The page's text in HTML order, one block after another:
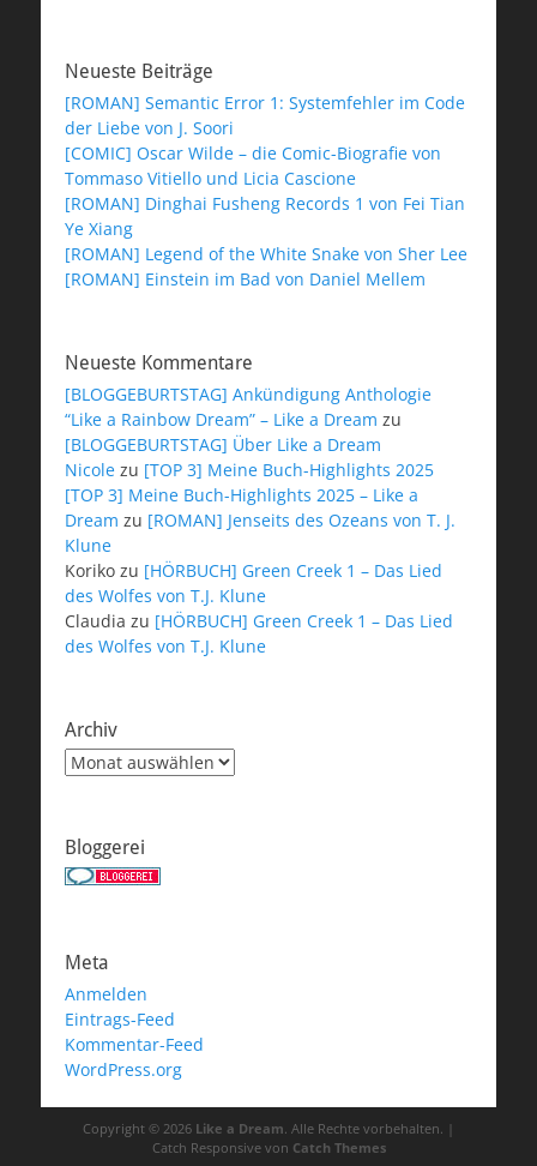
Neueste Beiträge
[ROMAN] Semantic Error 1: Systemfehler im Code
der Liebe von J. Soori
[COMIC] Oscar Wilde – die Comic-Biografie von
Tommaso Vitiello und Licia Cascione
[ROMAN] Dinghai Fusheng Records 1 von Fei Tian
Ye Xiang
[ROMAN] Legend of the White Snake von Sher Lee
[ROMAN] Einstein im Bad von Daniel Mellem
Neueste Kommentare
[BLOGGEBURTSTAG] Ankündigung Anthologie
“Like a Rainbow Dream” – Like a Dream zu
[BLOGGEBURTSTAG] Über Like a Dream
Nicole zu [TOP 3] Meine Buch-Highlights 2025
[TOP 3] Meine Buch-Highlights 2025 – Like a
Dream zu [ROMAN] Jenseits des Ozeans von T. J.
Klune
Koriko zu [HÖRBUCH] Green Creek 1 – Das Lied
des Wolfes von T.J. Klune
Claudia zu [HÖRBUCH] Green Creek 1 – Das Lied
des Wolfes von T.J. Klune
Archiv
Archiv
Bloggerei
Meta
Anmelden
Eintrags-Feed
Kommentar-Feed
WordPress.org
Copyright © 2026 Like a Dream . Alle Rechte vorbehalten. |
Catch Responsive von Catch Themes